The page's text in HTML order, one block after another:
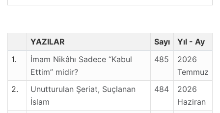
YAZILAR Sayı
Yıl - Ay
1.
İmam Nikâhı Sadece “Kabul
Ettim” midir?
485
2026
Temmuz
2.
Unutturulan Şeriat, Suçlanan
İslam
484
2026
Haziran